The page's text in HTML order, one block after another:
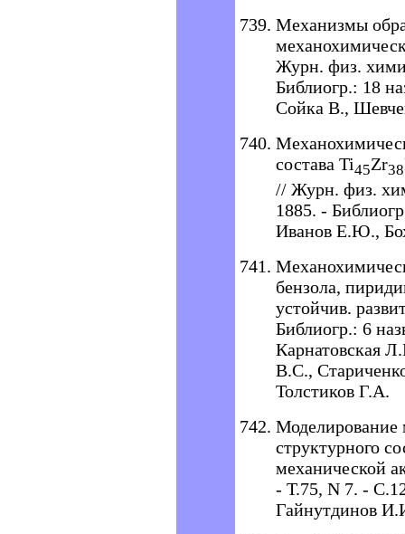
Механизмы
Журн. физ.
Библиогр.: 18
Сойка В.,
состава Ti45Zr38
// Журн. физ.
1885. -
Иванов Е.Ю.,
бензола,
устойчив.
Библиогр.: 6
Карнатовская
В.С.,
Толстиков Г.А.
Моделирование
структурного
механической
- Т.75, N 7. -
Гайнутдинов